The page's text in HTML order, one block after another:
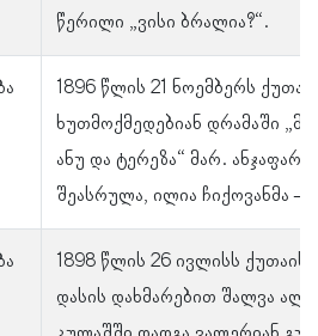
წერილი „ვისი ბრალია?“.
1896 წლის 21 ნოემბერს
ხუთმოქმედებიან დრამაში
ანუ და ტერეზა“ მარ.
შეასრულა, ილია ჩიქოვანმა –
1898 წლის 26 ივლისს
დასის დახმარებით შალვა